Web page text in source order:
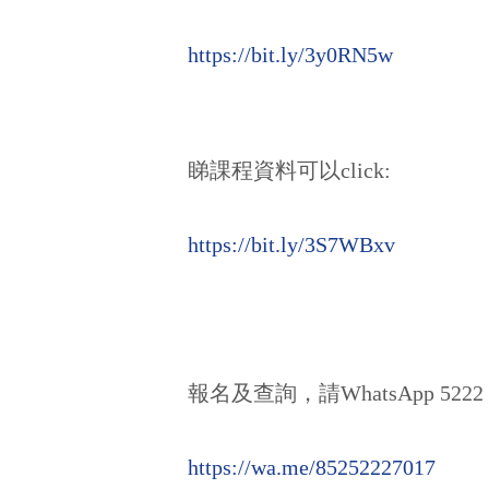
https://bit.ly/3y0RN5w
睇課程資料可以click:
https://bit.ly/3S7WBxv
報名及查詢，請WhatsApp 5222
https://wa.me/85252227017